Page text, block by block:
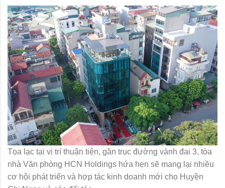
Tọa lạc tại vị trí thuận tiện, gần trục đường vành đai 3, tòa
nhà Văn phòng HCN Holdings hứa hẹn sẽ mang lại nhiều
cơ hội phát triển và hợp tác kinh doanh mới cho Huyền